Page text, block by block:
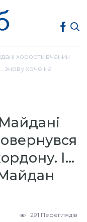
хоростківчанин
хоче на
І…
291 Переглядів